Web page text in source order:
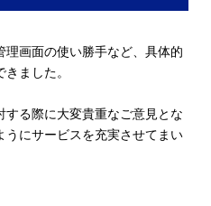
画面の使い勝手など、具体的
ました。
る際に大変貴重なご意見とな
うにサービスを充実させてまい